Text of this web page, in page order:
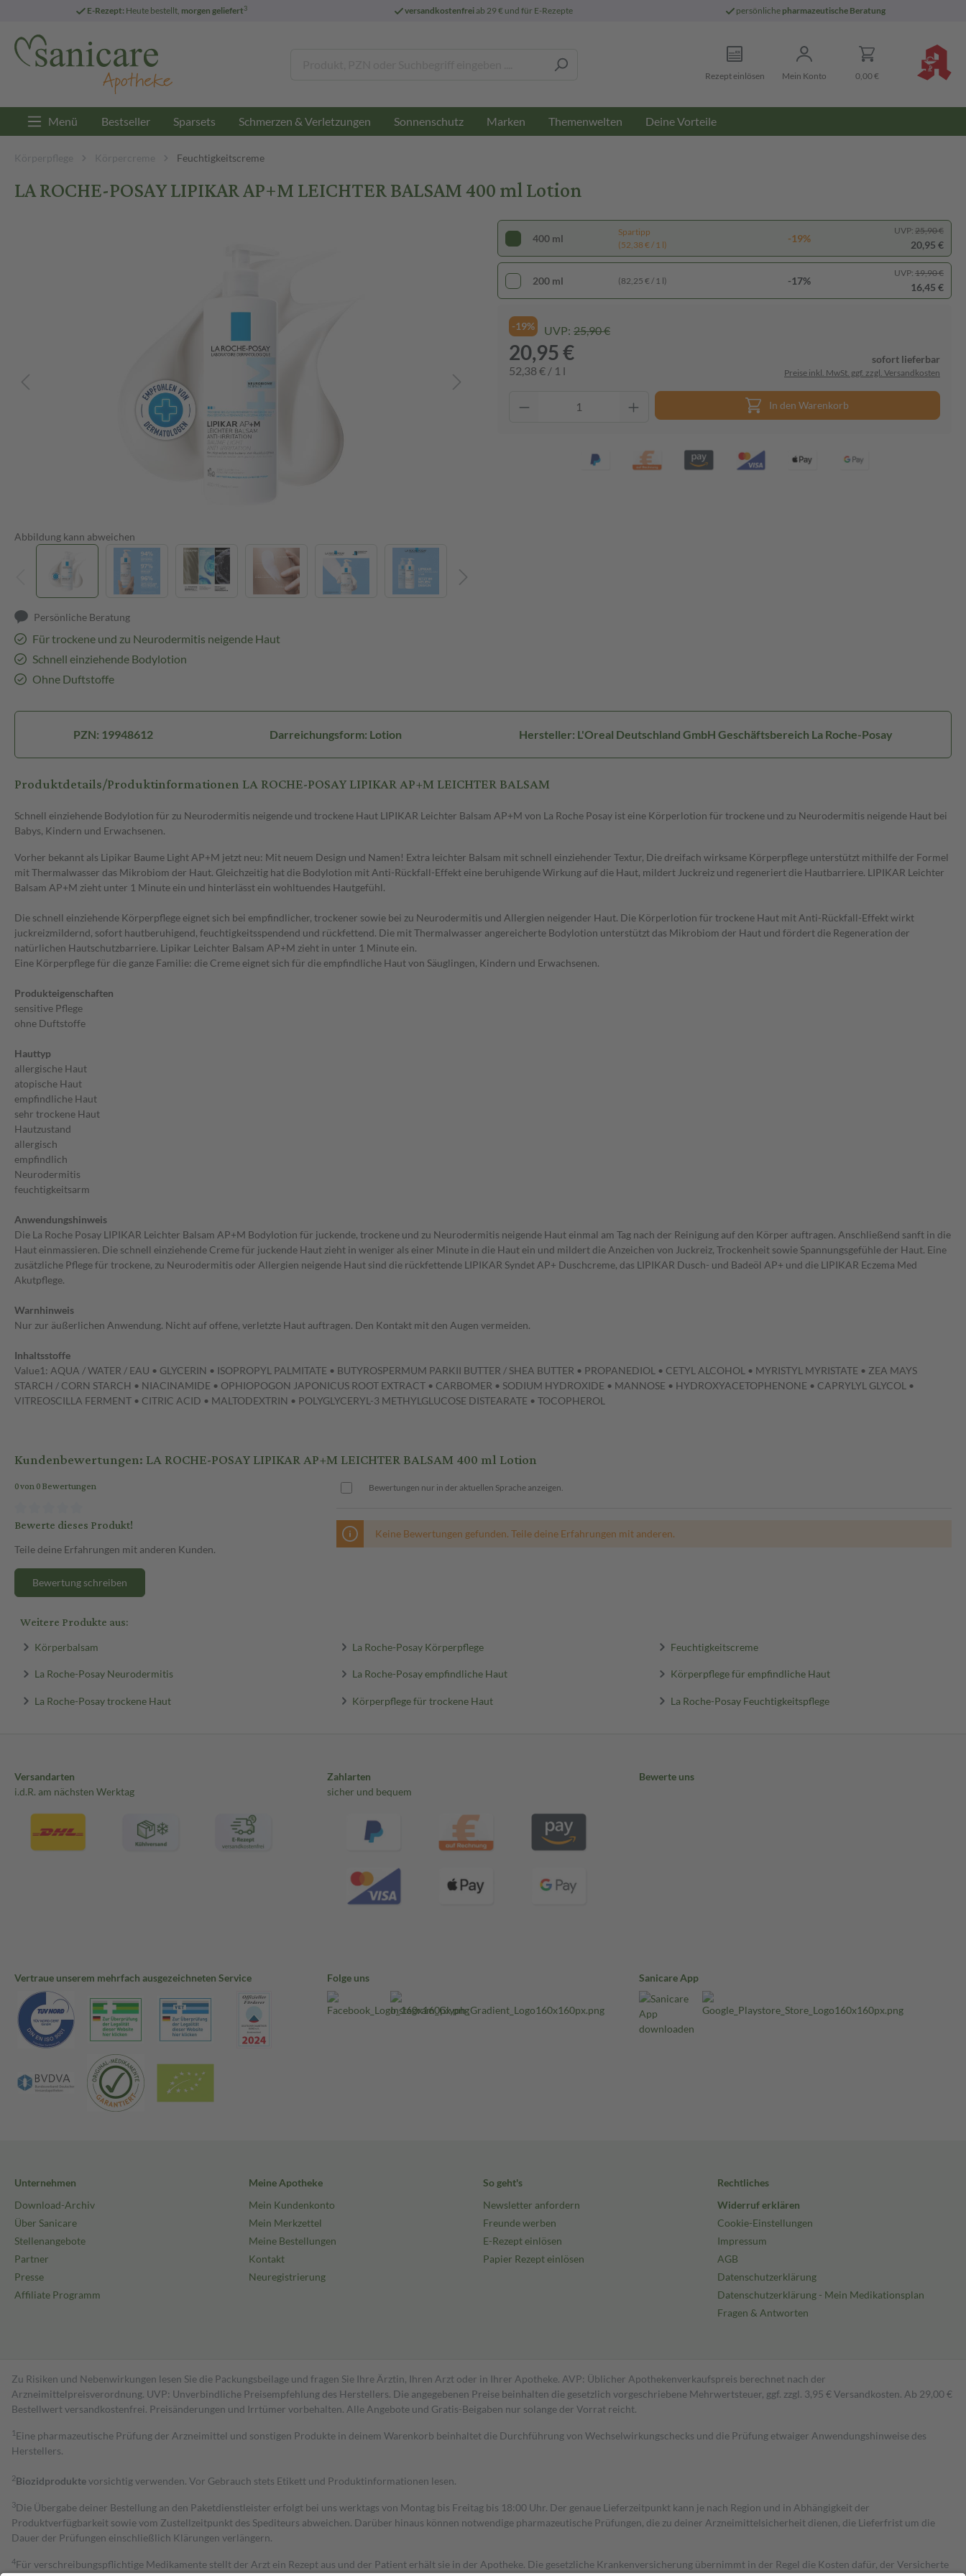
E-Rezept: Heute bestellt, morgen geliefert3 versandkostenfreiab 29 € und für E-Rezepte persönliche pharmazeutische Beratung
Rezept einlösen Mein Konto 0,00 €
Menü Bestseller Sparsets Schmerzen & Verletzungen Sonnenschutz Marken Themenwelten Deine Vorteile
Körperpflege Körpercreme Feuchtigkeitscreme
LA ROCHE-POSAY LIPIKAR AP+M LEICHTER BALSAM 400 ml Lotion
Abbildung kann abweichen
Persönliche Beratung
Für trockene und zu Neurodermitis neigende Haut
Schnell einziehende Bodylotion
Ohne Duftstoffe
400 ml
Spartipp
(52,38 € / 1 l)
-19%
UVP: 25,90 €
20,95 €
200 ml (82,25 € / 1 l) -17%
UVP: 19,90 €
16,45 €
-19% UVP: 25,90 €
20,95 €
52,38 € / 1 l
sofort lieferbar
Preise inkl. MwSt. ggf. zzgl. Versandkosten
In den Warenkorb
PZN: 19948612 Darreichungsform: Lotion Hersteller: L'Oreal Deutschland GmbH Geschäftsbereich La Roche-Posay
Produktdetails/Produktinformationen LA ROCHE-POSAY LIPIKAR AP+M LEICHTER BALSAM
Schnell einziehende Bodylotion für zu Neurodermitis neigende und trockene Haut LIPIKAR Leichter Balsam AP+M von La Roche Posay ist eine Körperlotion für trockene und zu Neurodermitis neigende Haut bei
Babys, Kindern und Erwachsenen.
Vorher bekannt als Lipikar Baume Light AP+M jetzt neu: Mit neuem Design und Namen! Extra leichter Balsam mit schnell einziehender Textur, Die dreifach wirksame Körperpflege unterstützt mithilfe der Formel
mit Thermalwasser das Mikrobiom der Haut. Gleichzeitig hat die Bodylotion mit Anti-Rückfall-Effekt eine beruhigende Wirkung auf die Haut, mildert Juckreiz und regeneriert die Hautbarriere. LIPIKAR Leichter
Balsam AP+M zieht unter 1 Minute ein und hinterlässt ein wohltuendes Hautgefühl.
Die schnell einziehende Körperpflege eignet sich bei empfindlicher, trockener sowie bei zu Neurodermitis und Allergien neigender Haut. Die Körperlotion für trockene Haut mit Anti-Rückfall-Effekt wirkt
juckreizmildernd, sofort hautberuhigend, feuchtigkeitsspendend und rückfettend. Die mit Thermalwasser angereicherte Bodylotion unterstützt das Mikrobiom der Haut und fördert die Regeneration der
natürlichen Hautschutzbarriere. Lipikar Leichter Balsam AP+M zieht in unter 1 Minute ein.
Eine Körperpflege für die ganze Familie: die Creme eignet sich für die empfindliche Haut von Säuglingen, Kindern und Erwachsenen.
Produkteigenschaften
sensitive Pflege
ohne Duftstoffe
Hauttyp
allergische Haut
atopische Haut
empfindliche Haut
sehr trockene Haut
Hautzustand
allergisch
empfindlich
Neurodermitis
feuchtigkeitsarm
Anwendungshinweis
Die La Roche Posay LIPIKAR Leichter Balsam AP+M Bodylotion für juckende, trockene und zu Neurodermitis neigende Haut einmal am Tag nach der Reinigung auf den Körper auftragen. Anschließend sanft in die
Haut einmassieren. Die schnell einziehende Creme für juckende Haut zieht in weniger als einer Minute in die Haut ein und mildert die Anzeichen von Juckreiz, Trockenheit sowie Spannungsgefühle der Haut. Eine
zusätzliche Pflege für trockene, zu Neurodermitis oder Allergien neigende Haut sind die rückfettende LIPIKAR Syndet AP+ Duschcreme, das LIPIKAR Dusch- und Badeöl AP+ und die LIPIKAR Eczema Med
Akutpflege.
Warnhinweis
Nur zur äußerlichen Anwendung. Nicht auf offene, verletzte Haut auftragen. Den Kontakt mit den Augen vermeiden.
Inhaltsstoffe
Value1: AQUA / WATER / EAU • GLYCERIN • ISOPROPYL PALMITATE • BUTYROSPERMUM PARKII BUTTER / SHEA BUTTER • PROPANEDIOL • CETYL ALCOHOL • MYRISTYL MYRISTATE • ZEA MAYS
STARCH / CORN STARCH • NIACINAMIDE • OPHIOPOGON JAPONICUS ROOT EXTRACT • CARBOMER • SODIUM HYDROXIDE • MANNOSE • HYDROXYACETOPHENONE • CAPRYLYL GLYCOL •
VITREOSCILLA FERMENT • CITRIC ACID • MALTODEXTRIN • POLYGLYCERYL-3 METHYLGLUCOSE DISTEARATE • TOCOPHEROL
Kundenbewertungen: LA ROCHE-POSAY LIPIKAR AP+M LEICHTER BALSAM 400 ml Lotion
0 von 0 Bewertungen
Bewerte dieses Produkt!
Teile deine Erfahrungen mit anderen Kunden.
Bewertung schreiben
Bewertungen nur in der aktuellen Sprache anzeigen.
Keine Bewertungen gefunden. Teile deine Erfahrungen mit anderen.
Weitere Produkte aus:
Körperbalsam La Roche-Posay Körperpflege Feuchtigkeitscreme
La Roche-Posay Neurodermitis La Roche-Posay empfindliche Haut Körperpflege für empfindliche Haut
La Roche-Posay trockene Haut Körperpflege für trockene Haut La Roche-Posay Feuchtigkeitspflege
Versandarten
i.d.R. am nächsten Werktag
Zahlarten
sicher und bequem
Bewerte uns
Vertraue unserem mehrfach ausgezeichneten Service Folge uns Sanicare App
Unternehmen
Download-Archiv
Über Sanicare
Stellenangebote
Partner
Presse
Affiliate Programm
Meine Apotheke
Mein Kundenkonto
Mein Merkzettel
Meine Bestellungen
Kontakt
Neuregistrierung
So geht's
Newsletter anfordern
Freunde werben
E-Rezept einlösen
Papier Rezept einlösen
Rechtliches
Widerruf erklären
Cookie-Einstellungen
Impressum
AGB
Datenschutzerklärung
Datenschutzerklärung - Mein Medikationsplan
Fragen & Antworten
Zu Risiken und Nebenwirkungen lesen Sie die Packungsbeilage und fragen Sie Ihre Ärztin, Ihren Arzt oder in Ihrer Apotheke. AVP: Üblicher Apothekenverkaufspreis berechnet nach der
Arzneimittelpreisverordnung. UVP: Unverbindliche Preisempfehlung des Herstellers. Die angegebenen Preise beinhalten die gesetzlich vorgeschriebene Mehrwertsteuer, ggf. zzgl. 3,95 € Versandkosten. Ab 29,00 €
Bestell­wert versand­kosten­frei. Preisänderungen und Irrtümer vorbehalten. Alle Angebote und Gratis-Beigaben nur solange der Vorrat reicht.
1 Eine pharmazeutische Prüfung der Arzneimittel und sonstigen Produkte in deinem Warenkorb beinhaltet die Durchführung von Wechselwirkungschecks und die Prüfung etwaiger Anwendungshinweise des
Herstellers.
2Biozidproduktevorsichtig verwenden. Vor Gebrauch stets Etikett und Produktinformationen lesen.
3Die Übergabe deiner Bestellung an den Paketdienstleister erfolgt bei uns werktags von Montag bis Freitag bis 18:00 Uhr. Der genaue Lieferzeitpunkt kann je nach Region und in Abhängigkeit der
Produktverfügbarkeit sowie vom Zustellzeitpunkt des Spediteurs abweichen. Darüber hinaus können notwendige pharmazeutische Prüfungen, die zu deiner Arzneimittelsicherheit dienen, die Lieferfrist um die
Dauer der Prüfungen einschließlich Klärungen verlängern.
4Für verschreibungspflichtige Medikamente stellt der Arzt ein Rezept aus und der Patient erhält sie in der Apotheke. Die gesetzliche Krankenversicherung übernimmt in der Regel die Kosten dafür, der Versicherte